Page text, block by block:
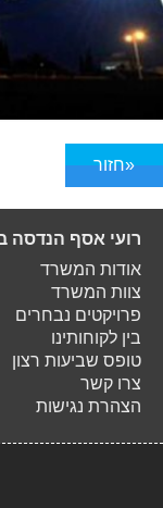
«חזור
רועי אסף הנדסה
אודות המשרד
צוות המשרד
פרויקטים נבחרים
בין לקוחותינו
טופס שביעות רצון
צרו קשר
הצהרת נגישות